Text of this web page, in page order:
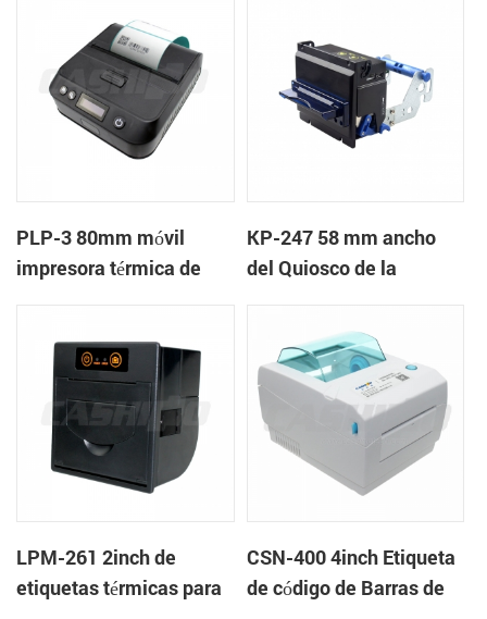
PLP-3 80mm móvil
impresora térmica de
KP-247 58 mm ancho
del Quiosco de la
LPM-261 2inch de
etiquetas térmicas para
CSN-400 4inch Etiqueta
de código de Barras de